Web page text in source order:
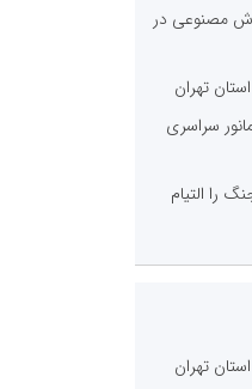
مصنوعی در
مانور سراسری
را التیام